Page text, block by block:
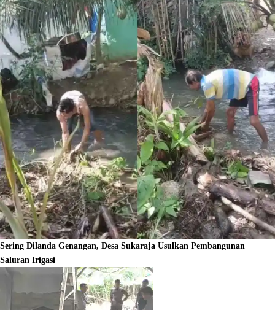
Sering Dilanda Genangan, Desa Sukaraja Usulkan Pembangunan
Saluran Irigasi